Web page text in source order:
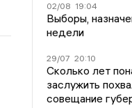
02/08 19:04
Выборы,
недели
29/07 20:10
Сколько лет
заслужить
совещание